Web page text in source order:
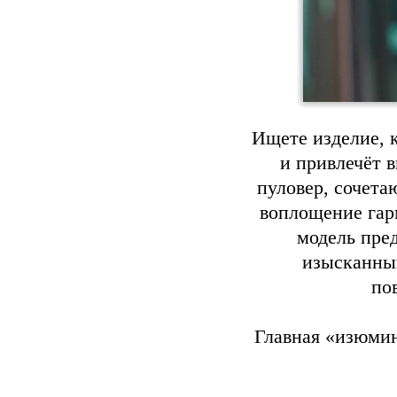
Ищете изделие,
и привлечёт
пуловер,
воплощение
модель
Главная